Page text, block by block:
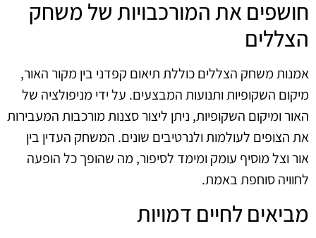
חושפים את המורכבויות של משחק
הצללים
אמנות משחק הצללים כוללת תיאום קפדני בין מקור האור,
מיקום השקופיות ותנועות המבצעים. על ידי מניפולציה של
האור ומיקום השקופיות, ניתן ליצור סצנות מורכבות המעבירות
את הצופים לעולמות ולנרטיבים שונים. המשחק העדין בין
אור וצל מוסיף עומק ומימד לסיפור, מה שהופך כל הופעה
לחוויה סוחפת באמת.
מביאים לחיים דמויות